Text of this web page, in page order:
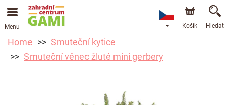
Menu Košík Hledat
Home
Smuteční kytice
Smuteční věnec žluté mini gerbery